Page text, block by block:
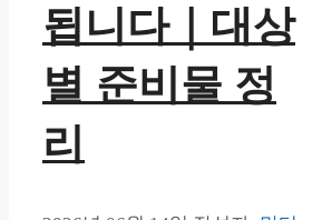
됩니다｜대상
별 준비물 정
리